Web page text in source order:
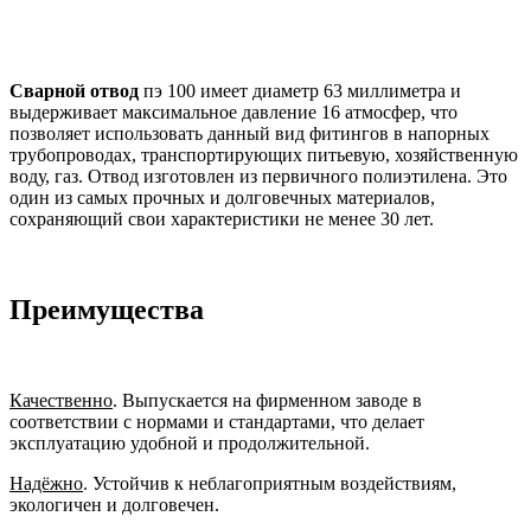
Сварной отвод пэ 100 имеет диаметр 63 миллиметра и
выдерживает максимальное давление 16 атмосфер, что
позволяет использовать данный вид фитингов в напорных
трубопроводах, транспортирующих питьевую, хозяйственную
воду, газ. Отвод изготовлен из первичного полиэтилена. Это
один из самых прочных и долговечных материалов,
сохраняющий свои характеристики не менее 30 лет.
Преимущества
Качественно. Выпускается на фирменном заводе в
соответствии с нормами и стандартами, что делает
эксплуатацию удобной и продолжительной.
Надёжно. Устойчив к неблагоприятным воздействиям,
экологичен и долговечен.